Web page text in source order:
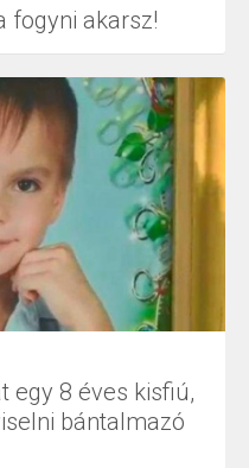
fogyni akarsz!
egy 8 éves kisfiú,
bántalmazó